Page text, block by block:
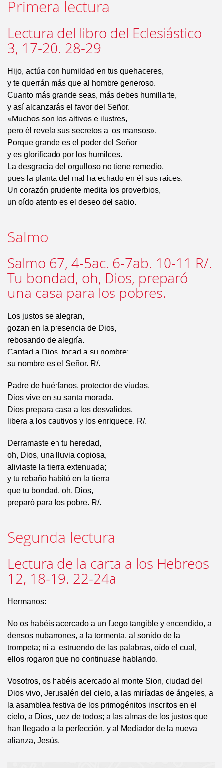
Primera lectura
Lectura del libro del Eclesiástico
3, 17-20. 28-29
Hijo, actúa con humildad en tus quehaceres,
y te querrán más que al hombre generoso.
Cuanto más grande seas, más debes humillarte,
y así alcanzarás el favor del Señor.
«Muchos son los altivos e ilustres,
pero él revela sus secretos a los mansos».
Porque grande es el poder del Señor
y es glorificado por los humildes.
La desgracia del orgulloso no tiene remedio,
pues la planta del mal ha echado en él sus raíces.
Un corazón prudente medita los proverbios,
un oído atento es el deseo del sabio.
Salmo
Salmo 67, 4-5ac. 6-7ab. 10-11 R/.
Tu bondad, oh, Dios, preparó
una casa para los pobres.
Los justos se alegran,
gozan en la presencia de Dios,
rebosando de alegría.
Cantad a Dios, tocad a su nombre;
su nombre es el Señor. R/.
Padre de huérfanos, protector de viudas,
Dios vive en su santa morada.
Dios prepara casa a los desvalidos,
libera a los cautivos y los enriquece. R/.
Derramaste en tu heredad,
oh, Dios, una lluvia copiosa,
aliviaste la tierra extenuada;
y tu rebaño habitó en la tierra
que tu bondad, oh, Dios,
preparó para los pobre. R/.
Segunda lectura
Lectura de la carta a los Hebreos
12, 18-19. 22-24a
Hermanos:
No os habéis acercado a un fuego tangible y encendido, a
densos nubarrones, a la tormenta, al sonido de la
trompeta; ni al estruendo de las palabras, oído el cual,
ellos rogaron que no continuase hablando.
Vosotros, os habéis acercado al monte Sion, ciudad del
Dios vivo, Jerusalén del cielo, a las miríadas de ángeles, a
la asamblea festiva de los primogénitos inscritos en el
cielo, a Dios, juez de todos; a las almas de los justos que
han llegado a la perfección, y al Mediador de la nueva
alianza, Jesús.